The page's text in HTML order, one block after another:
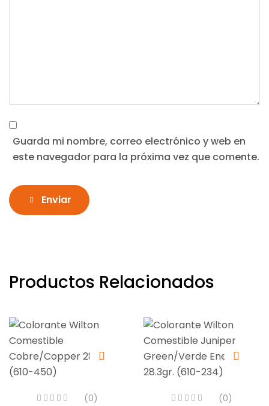
Guarda mi nombre, correo electrónico y web en
este navegador para la próxima vez que comente.
Enviar
Productos Relacionados
(0) (0)